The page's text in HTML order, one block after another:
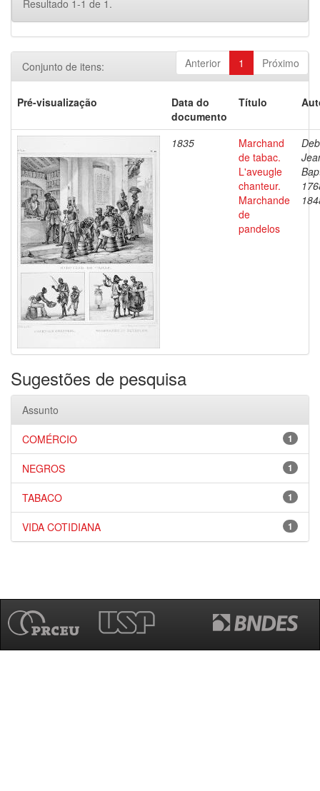
Resultado 1-1 de 1.
Anterior 1 Próximo
Conjunto de itens:
Pré-visualização
Data do
documento
Título
1835
Marchand
de tabac.
L'aveugle
chanteur.
Marchande
de
pandelos
Sugestões de pesquisa
Assunto
1
COMÉRCIO
1
NEGROS
1
TABACO
1
VIDA COTIDIANA